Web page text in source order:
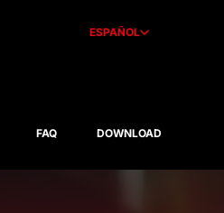
ESPAÑOL
FAQ DOWNLOAD